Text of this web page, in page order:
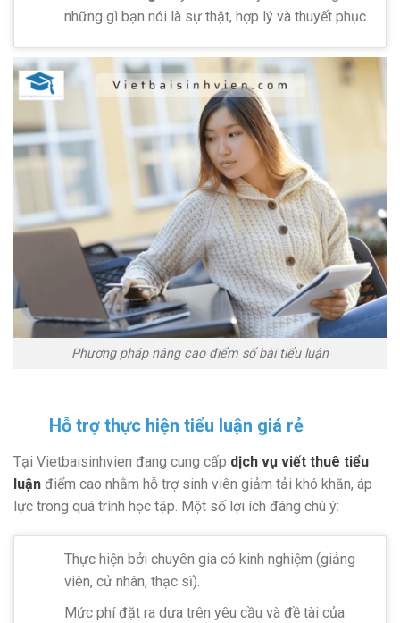
những gì bạn nói là sự thật, hợp lý và thuyết phục.
Phương pháp nâng cao điểm số bài tiểu luận
Hỗ trợ thực hiện tiểu luận giá rẻ
Tại Vietbaisinhvien đang cung cấp dịch vụ viết thuê tiểu
luận điểm cao nhằm hỗ trợ sinh viên giảm tải khó khăn, áp
lực trong quá trình học tập. Một số lợi ích đáng chú ý:
Thực hiện bởi chuyên gia có kinh nghiệm (giảng
viên, cử nhân, thạc sĩ).
Mức phí đặt ra dựa trên yêu cầu và đề tài của